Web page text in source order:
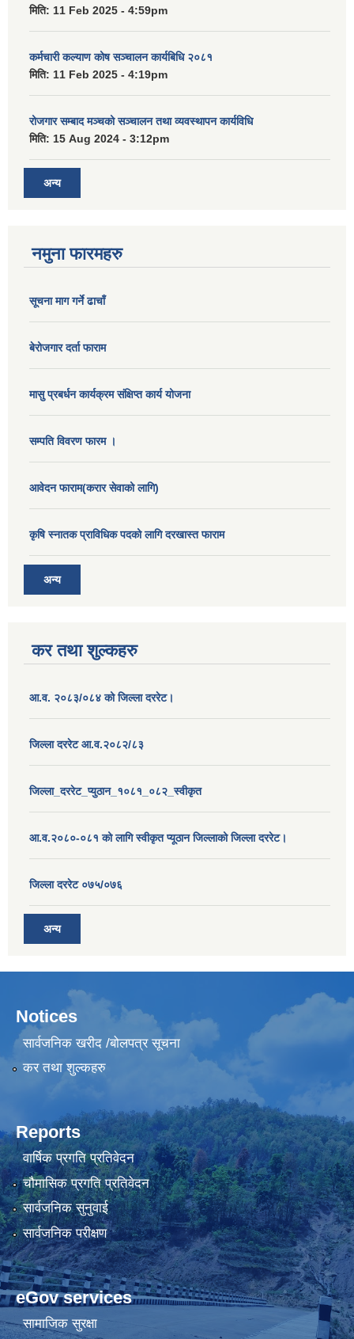
मिति: 11 Feb 2025 - 4:59pm
कर्मचारी कल्याण कोष सञ्चालन कार्यबिधि २०८१
मिति: 11 Feb 2025 - 4:19pm
रोजगार सम्बाद मञ्चको सञ्चालन तथा व्यवस्थापन कार्यविधि
मिति: 15 Aug 2024 - 3:12pm
अन्य
नमुना फारमहरु
सूचना माग गर्ने ढाचाँ
बेरोजगार दर्ता फाराम
मासु प्रबर्धन कार्यक्रम संक्षिप्त कार्य योजना
सम्पति विवरण फारम ।
आवेदन फाराम(करार सेवाको लागि)
कृषि स्नातक प्राविधिक पदको लागि दरखास्त फाराम
अन्य
कर तथा शुल्कहरु
आ.व. २०८३/०८४ को जिल्ला दररेट।
जिल्ला दररेट आ.व.२०८२/८३
जिल्ला_दररेट_प्युठान_१०८१_०८२_स्वीकृत
आ.व.२०८०-०८१ को लागि स्वीकृत प्यूठान जिल्लाको जिल्ला दररेट।
जिल्ला दररेट ०७५/०७६
अन्य
Notices
सार्वजनिक खरीद /बोलपत्र सूचना
कर तथा शुल्कहरु
Reports
वार्षिक प्रगति प्रतिवेदन
चौमासिक प्रगति प्रतिवेदन
सार्वजनिक सुनुवाई
सार्वजनिक परीक्षण
eGov services
सामाजिक सुरक्षा